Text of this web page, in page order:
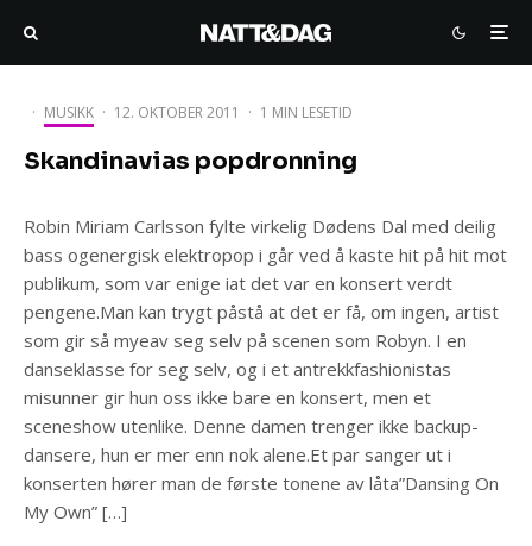
· MUSIKK · 12. OKTOBER 2011 · 1 MIN LESETID
Skandinavias popdronning
Robin Miriam Carlsson fylte virkelig Dødens Dal med deilig
bass ogenergisk elektropop i går ved å kaste hit på hit mot
publikum, som var enige iat det var en konsert verdt
pengene.Man kan trygt påstå at det er få, om ingen, artist
som gir så myeav seg selv på scenen som Robyn. I en
danseklasse for seg selv, og i et antrekkfashionistas
misunner gir hun oss ikke bare en konsert, men et
sceneshow utenlike. Denne damen trenger ikke backup-
dansere, hun er mer enn nok alene.Et par sanger ut i
konserten hører man de første tonene av låta”Dansing On
My Own” […]